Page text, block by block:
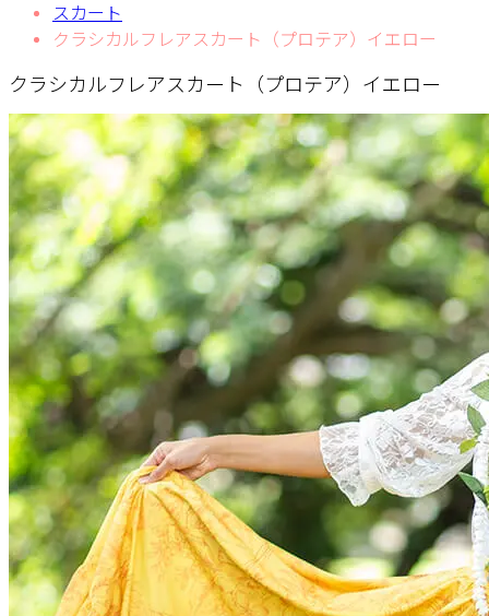
スカート
クラシカルフレアスカート（プロテア）イエロー
クラシカルフレアスカート（プロテア）イエロー